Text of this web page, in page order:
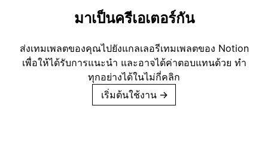
มาเป็นครีเอเตอร์กัน
ส่งเทมเพลตของคุณไปยังแกลเลอรีเทมเพลตของ Notion
เพื่อให้ได้รับการแนะนำ และอาจได้ค่าตอบแทนด้วย ทำ
ทุกอย่างได้ในไม่กี่คลิก
เริ่มต้นใช้งาน →